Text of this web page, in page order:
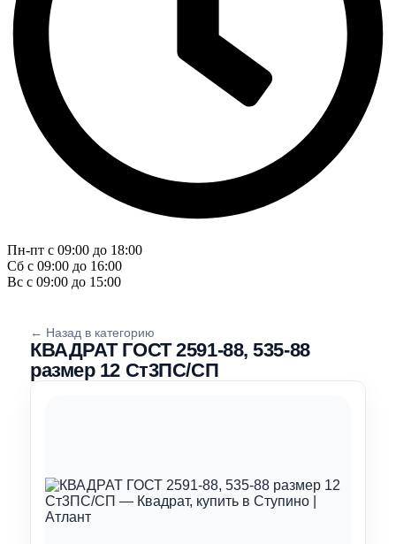
Пн-пт с 09:00 до 18:00
Сб с 09:00 до 16:00
Вс с 09:00 до 15:00
← Назад в категорию
КВАДРАТ ГОСТ 2591-88, 535-88
размер 12 Ст3ПС/СП